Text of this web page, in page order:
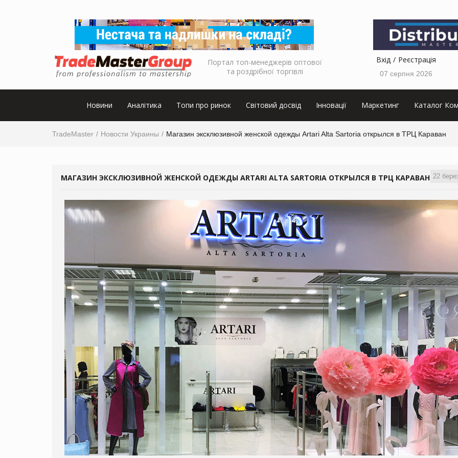
Портал топ-менеджерів оптової
та роздрібної торгівлі
Вхід Реєстрація
07 серпня 2026
Новини Аналітика Топи про ринок Світовий досвід Інновації Маркетинг Каталог
TradeMaster Новости Украины Магазин эксклюзивной женской одежды Artari Alta Sartoria открылся в ТРЦ Караван
22
МАГАЗИН ЭКСКЛЮЗИВНОЙ ЖЕНСКОЙ ОДЕЖДЫ ARTARI ALTA SARTORIA ОТКРЫЛСЯ В ТРЦ КАРАВАН